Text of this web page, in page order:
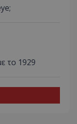
το 1929